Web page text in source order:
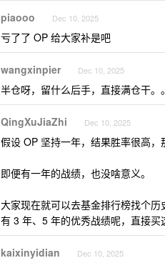
piaooo Dec 10, 2025
亏了了 OP 给大家补是吧
wangxinpier Dec 10, 2025
半仓呀，留什么后手，直接满仓干。
QingXuJiaZhi Dec 10, 2025
假设 OP 坚持一年，结果胜率很高，
即便有一年的战绩，也没啥意义。
大家现在就可以去基金排行榜找个
有 3 年、5 年的优秀战绩呢，直接买
kaixinyidian Dec 10, 2025